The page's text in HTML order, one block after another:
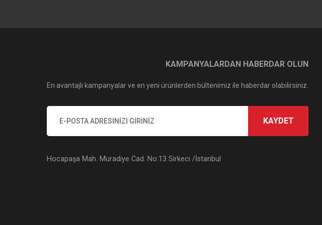
KAMPANYALARDAN HABERDAR OLUN
En avantajlı kampanyalar ve en yeni ürünlerden bültenimiz ile haberdar olabilirsiniz.
KAYDET
Hocapaşa Mah. Muradiye Cad. No:13 Sirkeci /İstanbul